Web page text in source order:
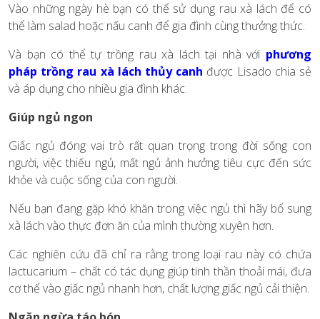
Vào những ngày hè bạn có thể sử dụng rau xà lách để có
thể làm salad hoặc nấu canh để gia đình cùng thưởng thức.
Và bạn có thể tự trồng rau xà lách tại nhà với phương
pháp trồng rau xà lách thủy canh được Lisado chia sẻ
và áp dụng cho nhiều gia đình khác.
Giúp ngủ ngon
Giấc ngủ đóng vai trò rất quan trọng trong đời sống con
người, việc thiếu ngủ, mất ngủ ảnh hưởng tiêu cực đến sức
khỏe và cuộc sống của con người.
Nếu bạn đang gặp khó khăn trong việc ngủ thì hãy bổ sung
xà lách vào thực đơn ăn của mình thường xuyên hơn.
Các nghiên cứu đã chỉ ra rằng trong loại rau này có chứa
lactucarium – chất có tác dụng giúp tinh thần thoải mái, đưa
cơ thể vào giấc ngủ nhanh hơn, chất lượng giấc ngủ cải thiện.